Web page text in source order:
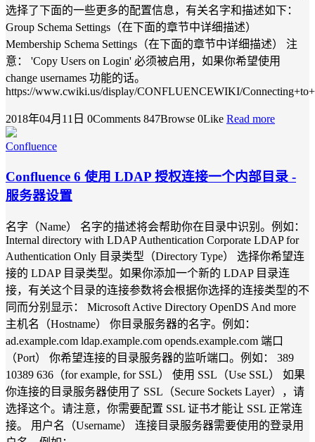
选择了下面的一些更多的配置信息，有关名字和描述如下：
Group Schema Settings（在下面的章节中详细描述）
Membership Schema Settings（在下面的章节中详细描述） 注
意： 'Copy Users on Login' 必须被启用，如果你希望使用
change usernames 功能的话。
https://www.cwiki.us/display/CONFLUENCEWIKI/
2018年04月11日 0Comments 847Browse 0Like Read more
Confluence
Confluence 6 使用 LDAP 授权连接一个内部目录 -
服务器设置
名字（Name） 名字的描述将会帮助你在目录中识别。例如：
Internal directory with LDAP Authentication Corporate LDAP for
Authentication Only 目录类型（Directory Type） 选择你希望连
接的 LDAP 目录类型。如果你添加一个新的 LDAP 目录连
接，有关这个目录的连接参数将会根据你选择的连接类型的不
同而分别显示： Microsoft Active Directory OpenDS And more
主机名（Hostname） 你目录服务器的名字。例如：
ad.example.com ldap.example.com opends.example.com 端口
（Port） 你希望连接的目录服务器的监听端口。例如： 389
10389 636（for example, for SSL） 使用 SSL（Use SSL） 如果
你连接的目录服务器使用了 SSL（Secure Sockets Layer），请
选择这个。请注意，你需要配置 SSL 证书才能让 SSL 正常连
接。 用户名（Username） 连接目录服务器需要使用的登录用